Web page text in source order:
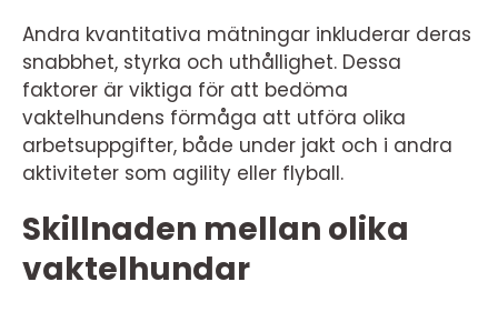
Andra kvantitativa mätningar inkluderar deras
snabbhet, styrka och uthållighet. Dessa
faktorer är viktiga för att bedöma
vaktelhundens förmåga att utföra olika
arbetsuppgifter, både under jakt och i andra
aktiviteter som agility eller flyball.
Skillnaden mellan olika
vaktelhundar